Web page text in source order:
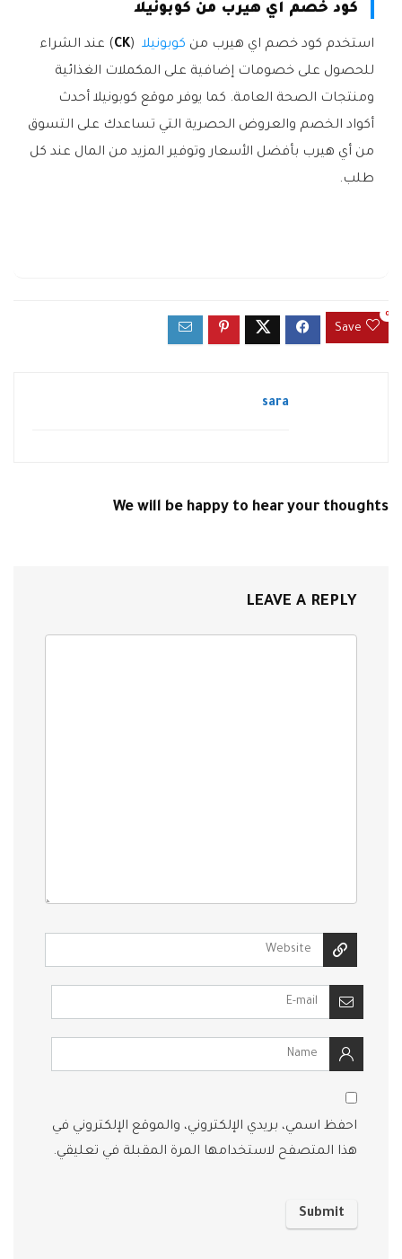
كود خصم اي هيرب من كوبونيلا
استخدم كود خصم اي هيرب من كوبونيلا (
CK) عند الشراء
للحصول على خصومات إضافية على المكملات الغذائية
ومنتجات الصحة العامة. كما يوفر موقع كوبونيلا أحدث
أكواد الخصم والعروض الحصرية التي تساعدك على التسوق
من أي هيرب بأفضل الأسعار وتوفير المزيد من المال عند كل
طلب.
Save
0
sara
We will be happy to hear your thoughts
LEAVE A REPLY
احفظ اسمي، بريدي الإلكتروني، والموقع الإلكتروني في
هذا المتصفح لاستخدامها المرة المقبلة في تعليقي.